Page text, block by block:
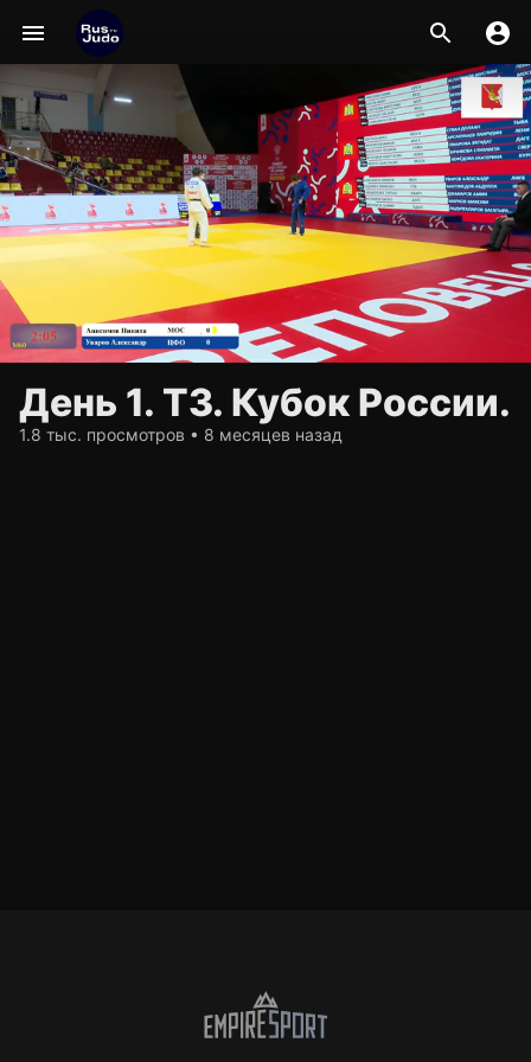
День 1. Т3. Кубок России.
1.8 тыс. просмотров • 8 месяцев назад